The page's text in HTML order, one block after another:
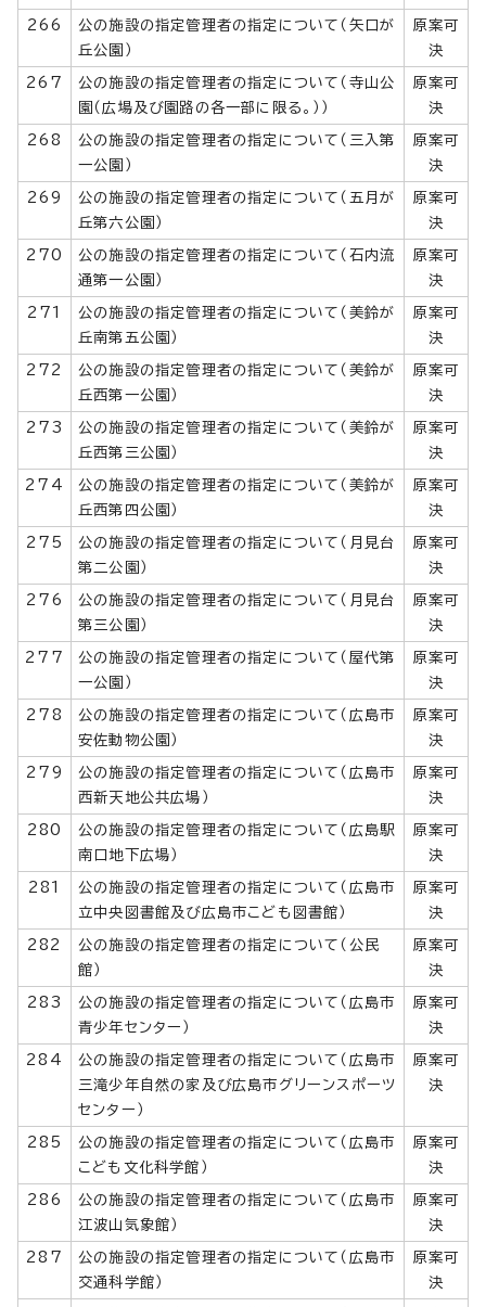
266
公の施設の指定管理者の指定について（矢口が
丘公園）
原案可
決
267
公の施設の指定管理者の指定について（寺山公
園（広場及び園路の各一部に限る。））
原案可
決
268
公の施設の指定管理者の指定について（三入第
一公園）
原案可
決
269
公の施設の指定管理者の指定について（五月が
丘第六公園）
原案可
決
270
公の施設の指定管理者の指定について（石内流
通第一公園）
原案可
決
271
公の施設の指定管理者の指定について（美鈴が
丘南第五公園）
原案可
決
272
公の施設の指定管理者の指定について（美鈴が
丘西第一公園）
原案可
決
273
公の施設の指定管理者の指定について（美鈴が
丘西第三公園）
原案可
決
274
公の施設の指定管理者の指定について（美鈴が
丘西第四公園）
原案可
決
275
公の施設の指定管理者の指定について（月見台
第二公園）
原案可
決
276
公の施設の指定管理者の指定について（月見台
第三公園）
原案可
決
277
公の施設の指定管理者の指定について（屋代第
一公園）
原案可
決
278
公の施設の指定管理者の指定について（広島市
安佐動物公園）
原案可
決
279
公の施設の指定管理者の指定について（広島市
西新天地公共広場）
原案可
決
280
公の施設の指定管理者の指定について（広島駅
南口地下広場）
原案可
決
281
公の施設の指定管理者の指定について（広島市
立中央図書館及び広島市こども図書館）
原案可
決
282
公の施設の指定管理者の指定について（公民
館）
原案可
決
283
公の施設の指定管理者の指定について（広島市
青少年センター）
原案可
決
284
公の施設の指定管理者の指定について（広島市
三滝少年自然の家及び広島市グリーンスポーツ
センター）
原案可
決
285
公の施設の指定管理者の指定について（広島市
こども文化科学館）
原案可
決
286
公の施設の指定管理者の指定について（広島市
江波山気象館）
原案可
決
287
公の施設の指定管理者の指定について（広島市
交通科学館）
原案可
決